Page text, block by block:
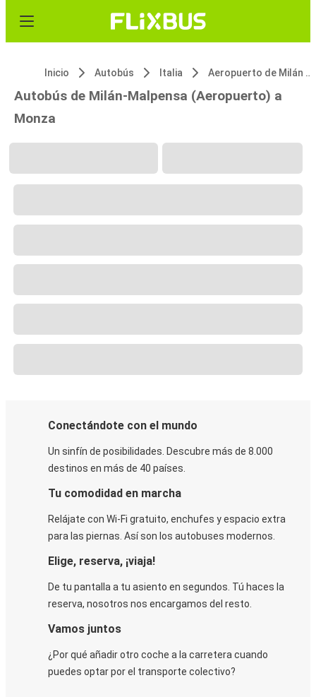
Inicio Autobús Italia Aeropuerto de Milán Malpensa (MXP)
Autobús de Milán-Malpensa (Aeropuerto) a
Monza
Conectándote con el mundo
Un sinfín de posibilidades. Descubre más de 8.000
destinos en más de 40 países.
Tu comodidad en marcha
Relájate con Wi-Fi gratuito, enchufes y espacio extra
para las piernas. Así son los autobuses modernos.
Elige, reserva, ¡viaja!
De tu pantalla a tu asiento en segundos. Tú haces la
reserva, nosotros nos encargamos del resto.
Vamos juntos
¿Por qué añadir otro coche a la carretera cuando
puedes optar por el transporte colectivo?